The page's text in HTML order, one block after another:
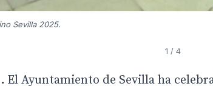
Sevilla 2025.
1 / 4
El Ayuntamiento de Sevilla ha